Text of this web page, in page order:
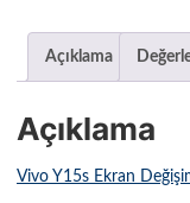
Açıklama
Açıklama
Vivo Y15s Ekran